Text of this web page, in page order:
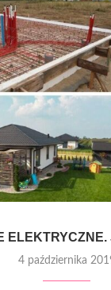
4 października